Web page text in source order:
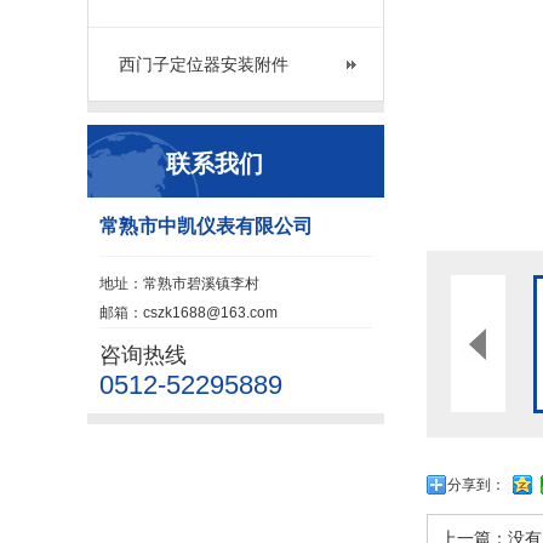
西门子定位器安装附件
联系我们
常熟市中凯仪表有限公司
地址：常熟市碧溪镇李村
邮箱：cszk1688@163.com
咨询热线
0512-52295889
分享到：
上一篇：没